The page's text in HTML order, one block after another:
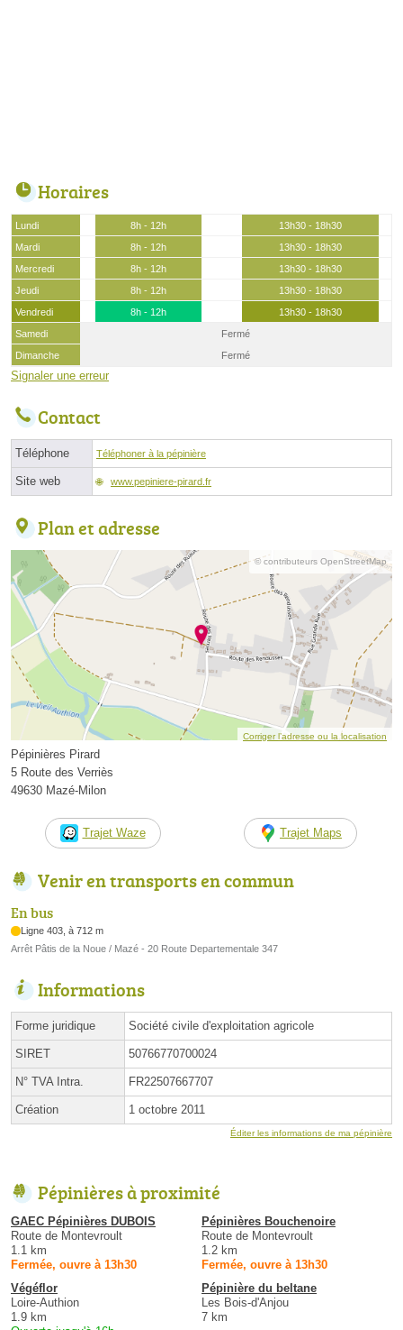
Horaires
Lundi 8h - 12h
13h30 - 18h30
Mardi
8h - 12h
13h30 - 18h30
Mercredi
8h - 12h
13h30 - 18h30
Jeudi
8h - 12h
13h30 - 18h30
Vendredi
8h - 12h
13h30 - 18h30
Samedi
Fermé
Dimanche
Fermé
Signaler une erreur
Contact
Téléphone Téléphoner à la pépinière
Site web www.pepiniere-pirard.fr
Plan et adresse
© contributeurs OpenStreetMap
Corriger l’adresse ou la localisation
Pépinières Pirard
5 Route des Verriès
49630 Mazé-Milon
Trajet Waze Trajet Maps
Venir en transports en commun
En bus
Ligne 403, à 712 m
Arrêt Pâtis de la Noue / Mazé - 20 Route Departementale 347
Informations
Forme juridique Société civile d'exploitation agricole
SIRET 50766770700024
N° TVA Intra. FR22507667707
Création 1 octobre 2011
Éditer les informations de ma pépinière
Pépinières à proximité
GAEC Pépinières DUBOIS
Route de Montevroult
1.1 km
Fermée, ouvre à 13h30
Pépinières Bouchenoire
Route de Montevroult
1.2 km
Fermée, ouvre à 13h30
Végéflor
Loire-Authion
1.9 km
Pépinière du beltane
Les Bois-d'Anjou
7 km